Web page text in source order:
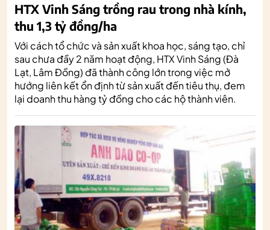
HTX Vinh Sáng trồng rau trong nhà kính,
thu 1,3 tỷ đồng/ha
Với cách tổ chức và sản xuất khoa học, sáng tạo, chỉ
sau chưa đầy 2 năm hoạt động, HTX Vinh Sáng (Đà
Lạt, Lâm Đồng) đã thành công lớn trong việc mở
hướng liên kết ổn định từ sản xuất đến tiêu thụ, đem
lại doanh thu hàng tỷ đồng cho các hộ thành viên.